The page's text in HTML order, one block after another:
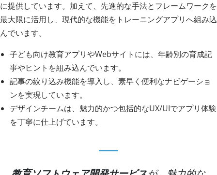
に提供しています。加えて、先進的な手法とフレームワークを
最大限に活用し、現代的な機能をトレーニングアプリへ組み込
んでいます。
子ども向け教育アプリやWebサイトには、年齢別の育成記
事やヒントを組み込んでいます。
記事の絞り込み機能を導入し、素早く便利なナビゲーショ
ンを実現しています。
デザインチームは、魅力的かつ包括的なUX/UIでアプリ体験
を丁寧に仕上げています。